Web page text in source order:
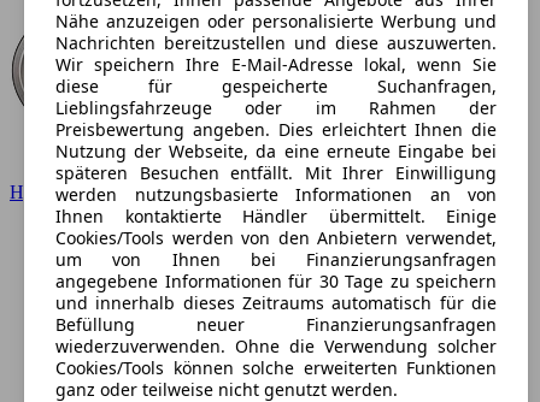
Hyundai
Nähe anzuzeigen oder personalisierte Werbung und
Nachrichten bereitzustellen und diese auszuwerten.
Wir speichern Ihre E-Mail-Adresse lokal, wenn Sie
diese für gespeicherte Suchanfragen,
Lieblingsfahrzeuge oder im Rahmen der
Preisbewertung angeben. Dies erleichtert Ihnen die
Nutzung der Webseite, da eine erneute Eingabe bei
späteren Besuchen entfällt. Mit Ihrer Einwilligung
werden nutzungsbasierte Informationen an von
Ihnen kontaktierte Händler übermittelt. Einige
Cookies/Tools werden von den Anbietern verwendet,
um von Ihnen bei Finanzierungsanfragen
angegebene Informationen für 30 Tage zu speichern
und innerhalb dieses Zeitraums automatisch für die
Befüllung neuer Finanzierungsanfragen
wiederzuverwenden. Ohne die Verwendung solcher
Cookies/Tools können solche erweiterten Funktionen
ganz oder teilweise nicht genutzt werden.